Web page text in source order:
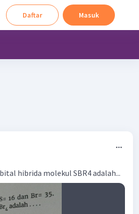
Daftar Masuk
hibrida molekul SBR4 adalah...